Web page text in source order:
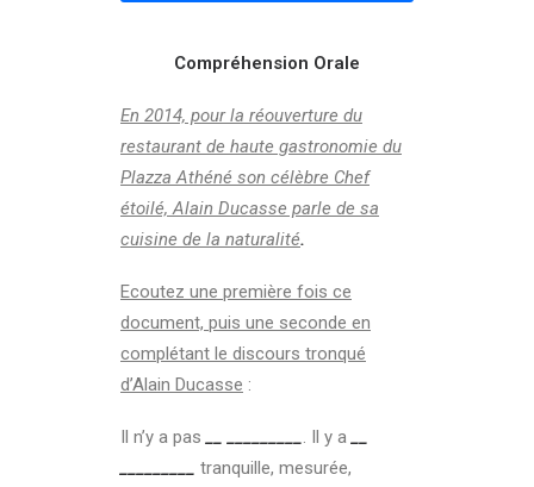
Compréhension Orale
En 2014, pour la réouverture du
restaurant de haute gastronomie du
Plazza Athéné son célèbre Chef
étoilé, Alain Ducasse parle de sa
cuisine de la naturalité.
Ecoutez une première fois ce
document, puis une seconde en
complétant le discours tronqué
d’Alain Ducasse :
Il n’y a pas__ _________. Il y a__
_________ tranquille, mesurée,